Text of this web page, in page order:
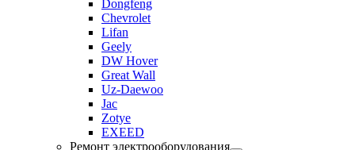
Dongfeng
Chevrolet
Lifan
Geely
DW Hover
Great Wall
Uz-Daewoo
Jac
Zotye
EXEED
Ремонт электрооборудования